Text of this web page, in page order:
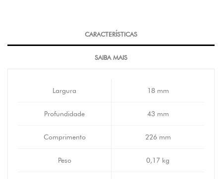
CARACTERÍSTICAS
SAIBA MAIS
Largura 18 mm
Profundidade 43 mm
Comprimento 226 mm
Peso 0,17 kg